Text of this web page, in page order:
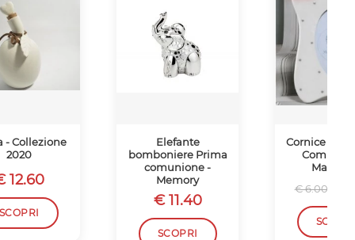
- Collezione
2020
12.60
Elefante
bomboniere Prima
comunione -
Memory
€ 11.40
SCOPRI
Cornice con
€ 6.00